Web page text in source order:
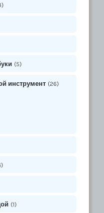
(5)
инструмент (26)
(1)